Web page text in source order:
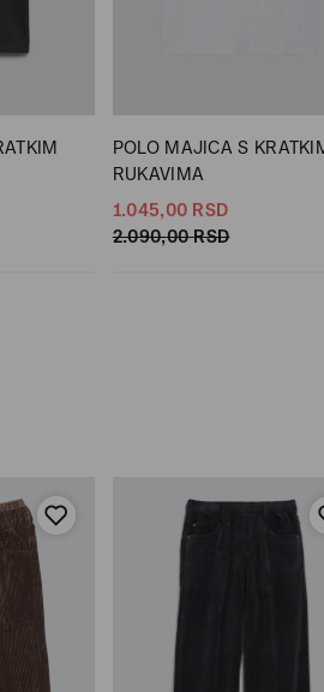
POLO MAJICA S
RUKAVIMA
1.045,00 RSD
2.090,00 RSD